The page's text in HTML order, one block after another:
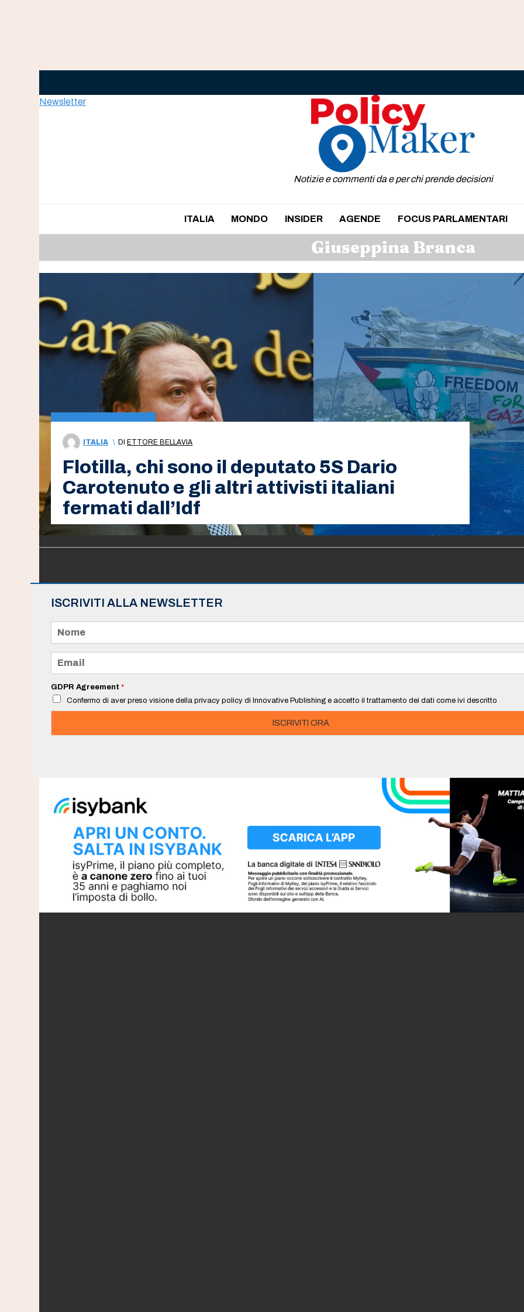
Newsletter
Notizie e commenti da e per chi prende decisioni
ITALIA MONDO INSIDER AGENDE FOCUS PARLAMENTARI
Giuseppina Branca
ITALIA \ DI ETTORE BELLAVIA
Flotilla, chi sono il deputato 5S Dario
Carotenuto e gli altri attivisti italiani
fermati dall’Idf
ISCRIVITI ALLA NEWSLETTER
m
e
a
i
*
GDPR Agreement *
Confermo di aver preso visione della privacy policy di Innovative Publishing e accetto il trattamento dei dati come ivi descritto
ISCRIVITI ORA